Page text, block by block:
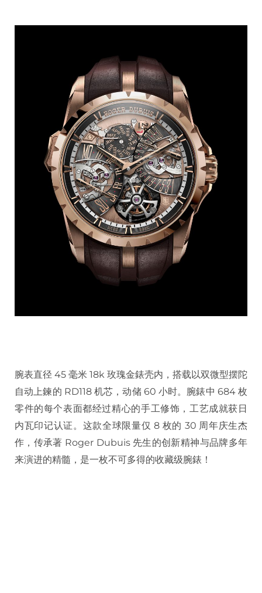
腕表直径 45 毫米 18k 玫瑰金錶壳内，搭载以双微型摆陀
自动上鍊的 RD118 机芯，动储 60 小时。腕錶中 684 枚
零件的每个表面都经过精心的手工修饰，工艺成就获日
内瓦印记认证。这款全球限量仅 8 枚的 30 周年庆生杰
作，传承著 Roger Dubuis 先生的创新精神与品牌多年
来演进的精髓，是一枚不可多得的收藏级腕錶！